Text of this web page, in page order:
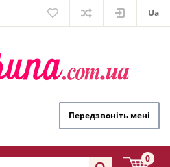
Ua
Передзвоніть мені
0